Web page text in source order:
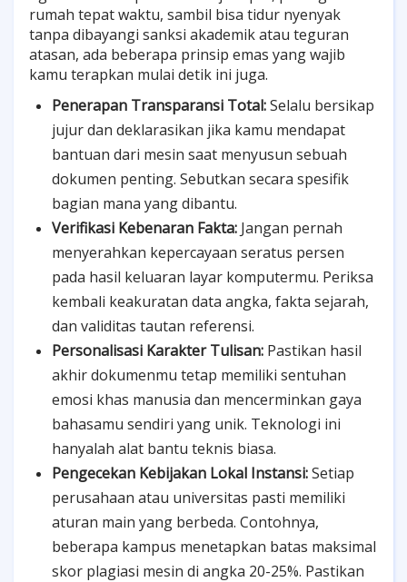
rumah tepat waktu, sambil bisa tidur nyenyak
tanpa dibayangi sanksi akademik atau teguran
atasan, ada beberapa prinsip emas yang wajib
kamu terapkan mulai detik ini juga.
Penerapan Transparansi Total:Selalu bersikap
jujur dan deklarasikan jika kamu mendapat
bantuan dari mesin saat menyusun sebuah
dokumen penting. Sebutkan secara spesifik
bagian mana yang dibantu.
Verifikasi Kebenaran Fakta: Jangan pernah
menyerahkan kepercayaan seratus persen
pada hasil keluaran layar komputermu. Periksa
kembali keakuratan data angka, fakta sejarah,
dan validitas tautan referensi.
Personalisasi Karakter Tulisan: Pastikan hasil
akhir dokumenmu tetap memiliki sentuhan
emosi khas manusia dan mencerminkan gaya
bahasamu sendiri yang unik. Teknologi ini
hanyalah alat bantu teknis biasa.
Pengecekan Kebijakan Lokal Instansi:Setiap
perusahaan atau universitas pasti memiliki
aturan main yang berbeda. Contohnya,
beberapa kampus menetapkan batas maksimal
skor plagiasi mesin di angka 20-25%. Pastikan